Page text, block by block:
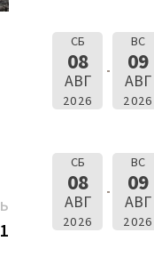
Следующая
запись:
СБ
08
АВГ
2026
ВС
09
АВГ
2026
СБ
08
АВГ
2026
ВС
09
АВГ
2026